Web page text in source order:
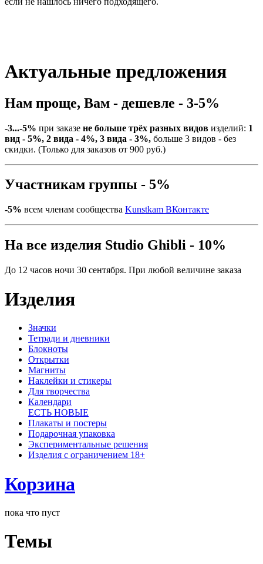
Актуальные предложения
Нам проще, Вам - дешевле - 3-5%
-3...-5% при заказе не больше трёх разных видов изделий: 1
вид - 5%, 2 вида - 4%, 3 вида - 3%, больше 3 видов - без
скидки. (Только для заказов от 900 руб.)
Участникам группы - 5%
-5% всем членам сообщества Kunstkam ВКонтакте
На все изделия Studio Ghibli - 10%
До 12 часов ночи 30 сентября. При любой величине заказа
Изделия
Значки
Тетради и дневники
Блокноты
Открытки
Магниты
Наклейки и стикеры
Для творчества
Календари
ЕСТЬ НОВЫЕ
Плакаты и постеры
Подарочная упаковка
Экспериментальные решения
Изделия с ограничением 18+
Корзина
пока что пуст
Темы